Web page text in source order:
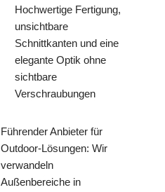
Hochwertige Fertigung,
unsichtbare
Schnittkanten und eine
elegante Optik ohne
sichtbare
Verschraubungen
Führender Anbieter für
Outdoor-Lösungen: Wir
verwandeln
Außenbereiche in